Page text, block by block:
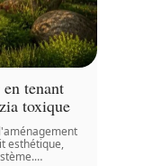
tenant
toxique
esthétique,
…